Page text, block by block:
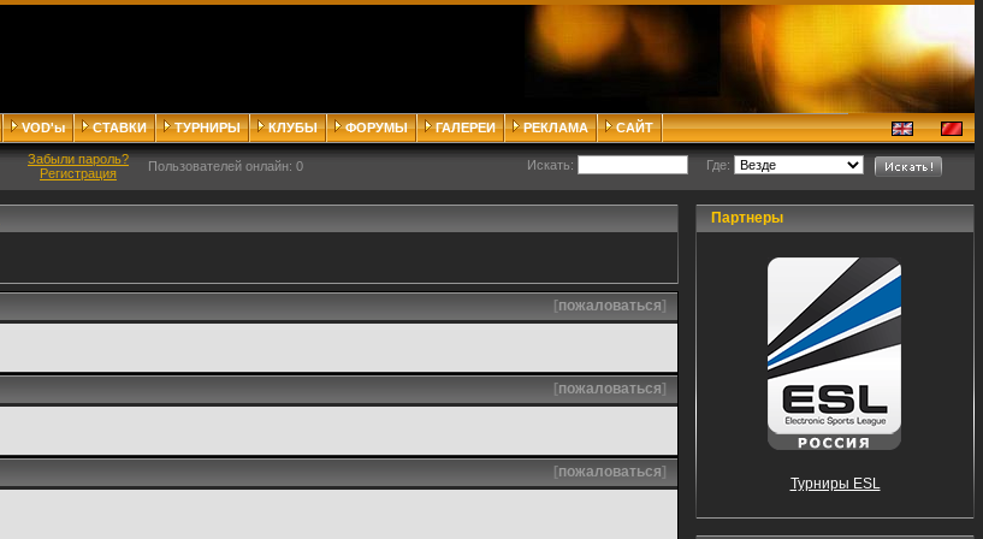
VOD'ы СТАВКИ ТУРНИРЫ КЛУБЫ ФОРУМЫ ГАЛЕРЕИ РЕКЛАМА САЙТ
Забыли пароль?
Регистрация
Пользователей онлайн: 0 Искать: Где:
[пожаловаться]
[пожаловаться]
[пожаловаться]
Партнеры
Турниры ESL